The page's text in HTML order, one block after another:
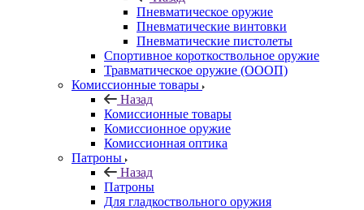
Пневматическое оружие
Пневматические винтовки
Пневматические пистолеты
Спортивное короткоствольное оружие
Травматическое оружие (ОООП)
Комиссионные товары
Назад
Комиссионные товары
Комиссионное оружие
Комиссионная оптика
Патроны
Назад
Патроны
Для гладкоствольного оружия